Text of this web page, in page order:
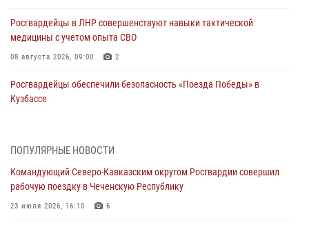
Росгвардейцы в ЛНР совершенствуют навыки тактической
медицины с учетом опыта СВО
08 августа 2026, 09:00 2
Росгвардейцы обеспечили безопасность «Поезда Победы» в
Кузбассе
В Кабардино-Балкарии сотрудники Росгвардии провели турнир по
08 августа 2026, 07:00
Военнослужащие Софринской бригады Росгвардии встретились с
ПОПУЛЯРНЫЕ НОВОСТИ
Командующий Северо-Кавказским округом Росгвардии совершил
рабочую поездку в Чеченскую Республику
23 июля 2026, 16:10 6